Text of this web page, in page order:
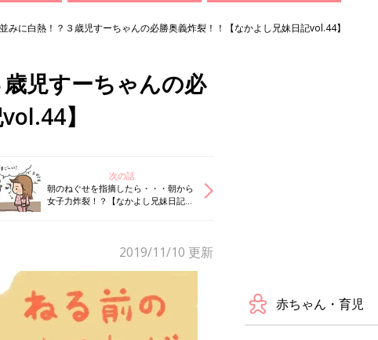
みに白熱！？３歳児すーちゃんの必勝奥義炸裂！！【なかよし兄妹日記vol.44】
児すーちゃんの必
】
次の話
朝のねぐせを指摘したら・・・朝から
女子力炸裂！？【なかよし兄妹日記
2019/11/10 更新
赤ちゃん・育児